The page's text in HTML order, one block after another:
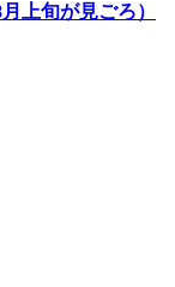
上旬が見ごろ）